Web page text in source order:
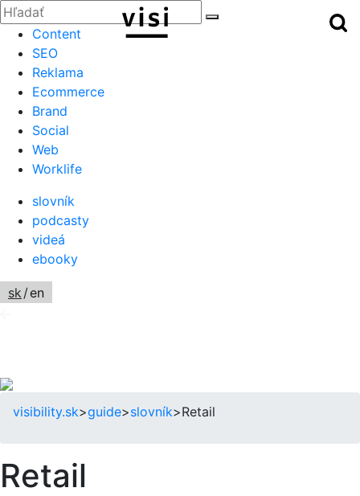
Zatvoriť
Hľadať:
Menu
Content
SEO
Reklama
Ecommerce
Brand
Social
Web
Worklife
slovník
podcasty
videá
ebooky
sk/en
visibility.sk>guide>slovník>Retail
Retail